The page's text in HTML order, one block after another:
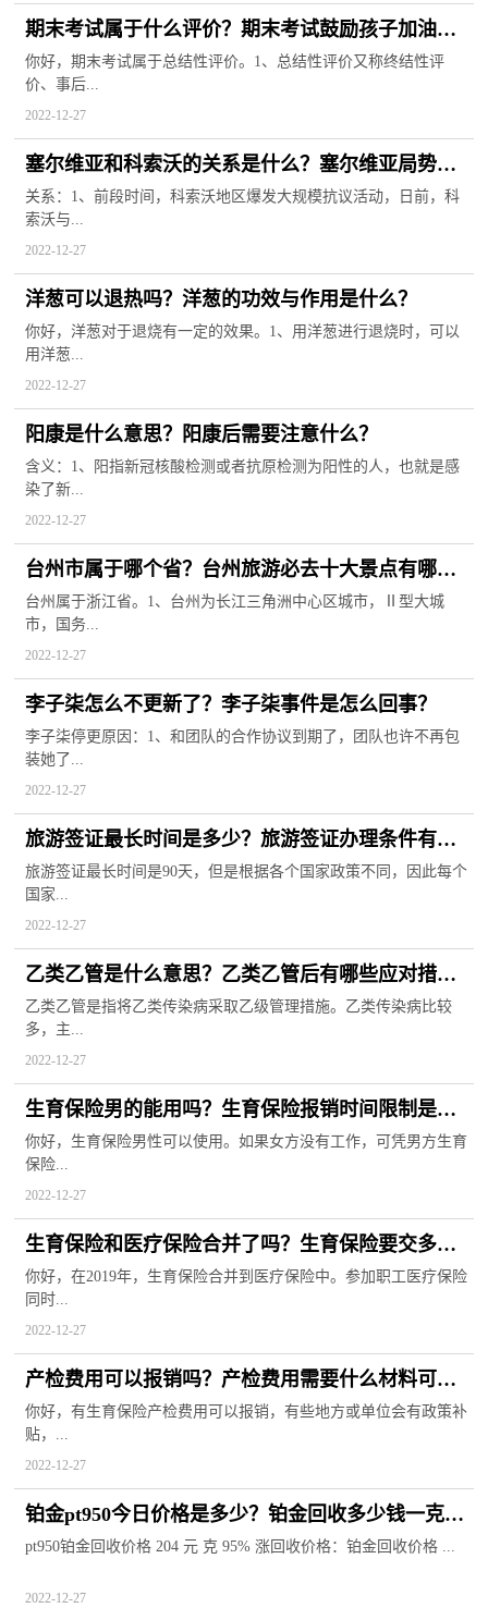
期末考试属于什么评价？期末考试鼓励孩子加油的
暖心话
你好，期末考试属于总结性评价。1、总结性评价又称终结性评
价、事后...
2022-12-27
塞尔维亚和科索沃的关系是什么？塞尔维亚局势最
新消息
关系：1、前段时间，科索沃地区爆发大规模抗议活动，日前，科
索沃与...
2022-12-27
洋葱可以退热吗？洋葱的功效与作用是什么？
你好，洋葱对于退烧有一定的效果。1、用洋葱进行退烧时，可以
用洋葱...
2022-12-27
阳康是什么意思？阳康后需要注意什么？
含义：1、阳指新冠核酸检测或者抗原检测为阳性的人，也就是感
染了新...
2022-12-27
台州市属于哪个省？台州旅游必去十大景点有哪
些？
台州属于浙江省。1、台州为长江三角洲中心区城市，Ⅱ型大城
市，国务...
2022-12-27
李子柒怎么不更新了？李子柒事件是怎么回事？
李子柒停更原因：1、和团队的合作协议到期了，团队也许不再包
装她了...
2022-12-27
旅游签证最长时间是多少？旅游签证办理条件有哪
些？
旅游签证最长时间是90天，但是根据各个国家政策不同，因此每个
国家...
2022-12-27
乙类乙管是什么意思？乙类乙管后有哪些应对措
施？
乙类乙管是指将乙类传染病采取乙级管理措施。乙类传染病比较
多，主...
2022-12-27
生育保险男的能用吗？生育保险报销时间限制是多
久？
你好，生育保险男性可以使用。如果女方没有工作，可凭男方生育
保险...
2022-12-27
生育保险和医疗保险合并了吗？生育保险要交多久
才能报销？
你好，在2019年，生育保险合并到医疗保险中。参加职工医疗保险
同时...
2022-12-27
产检费用可以报销吗？产检费用需要什么材料可以
报销？
你好，有生育保险产检费用可以报销，有些地方或单位会有政策补
贴，...
2022-12-27
铂金pt950今日价格是多少？铂金回收多少钱一克
2022年价格表
pt950铂金回收价格 204 元 克 95% 涨回收价格：铂金回收价格 ...
2022-12-27